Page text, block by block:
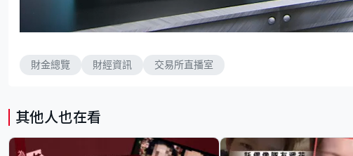
n
e
o
財金總覽 財經資訊 交易所直播室
其他人也在看